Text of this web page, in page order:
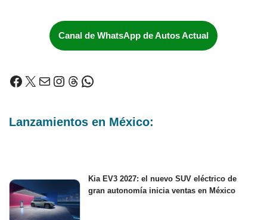
Canal de WhatsApp de Autos Actual
Lanzamientos en México:
Kia EV3 2027: el nuevo SUV eléctrico de
gran autonomía inicia ventas en México